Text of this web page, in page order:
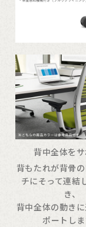
背中全体を
背もたれが背骨
チにそって連結
き、
背中全体の動き
ポートしま